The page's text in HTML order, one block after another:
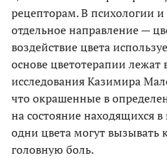
рецепторам. В психологии
отдельное направление —
воздействие цвета
основе цветотерапии лежат
исследования Казимира
что окрашенные в
на состояние находящихся
одни цвета могут вызывать
головную боль.